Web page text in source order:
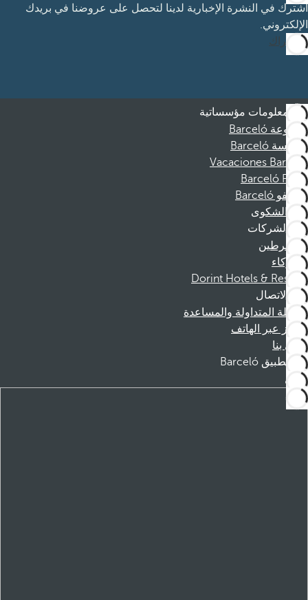
اشترك في النشرة الإخبارية لدينا لتحصل على عروضنا في بريدك
الإلكتروني.
الاشتراك
معلومات مؤسساتية
مجموعة Barceló
مؤسسة Barceló
Vacaciones Barceló
Barceló Films
موظفو Barceló
قناة الشكوى
الشركات
المنخرطين
الشركاء
Dorint Hotels & Resorts
الاتصال
الأسئلة المتداولة والمساعدة
الحجز عبر الهاتف
اتصل بنا
تطبيق Barceló
تنزيل